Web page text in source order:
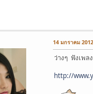
14 มกราคม
ว่างๆ ฟังเพล
http://